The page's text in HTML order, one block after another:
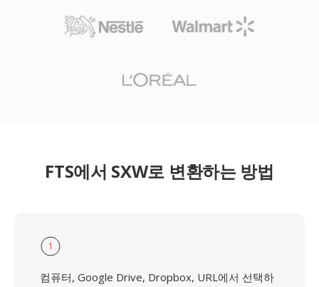
FTS에서 SXW로 변환하는 방법
1
컴퓨터, Google Drive, Dropbox, URL에서 선택하